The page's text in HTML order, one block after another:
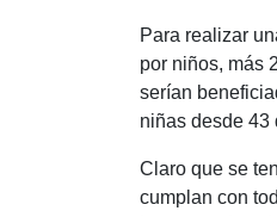
Para realizar
por niños, más
serían
niñas desde 43
Claro que se
cumplan con